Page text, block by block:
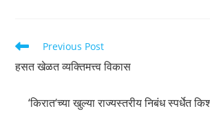
Read
articles
Previous Post
हसत खेळत व्यक्तिमत्त्व विकास
‘किरात‘च्या खुल्या राज्यस्तरीय निबंध स्पर्धेत